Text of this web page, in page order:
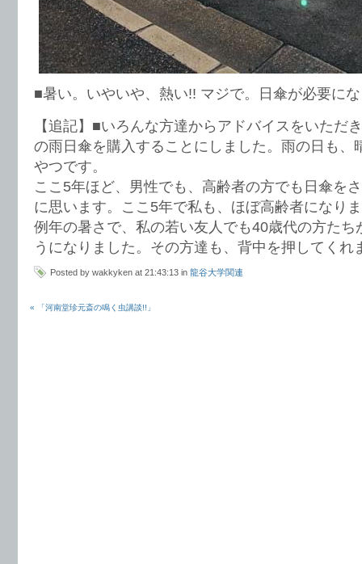
■暑い。いやいや、熱い!! マジで。日傘が必要に
【追記】■いろんな方達からアドバイスをいただ
の雨日傘を購入することにしました。雨の日も、
やつです。
ここ5年ほど、男性でも、高齢者の方でも日傘を
に思います。ここ5年で私も、ほぼ高齢者になり
例年の暑さで、私の若い友人でも40歳代の方たち
うになりました。その方達も、背中を押してくれ
Posted by wakkyken at 21:43:13 in 龍谷大学関連
« 「河南堂珍元斎の鳴く虫講談!!」